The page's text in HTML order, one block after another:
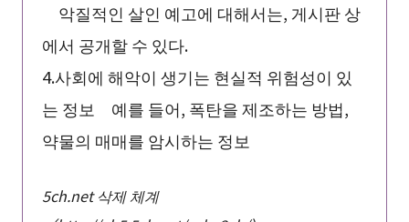
악질적인 살인 예고에 대해서는, 게시판 상
에서 공개할 수 있다.
4.사회에 해악이 생기는 현실적 위험성이 있
는 정보 예를 들어, 폭탄을 제조하는 방법,
약물의 매매를 암시하는 정보
5ch.net 삭제 체계